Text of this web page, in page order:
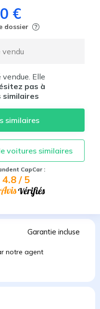
€
dossier
vendu
Elle
pas à
similaires
similaires
voitures similaires
CapCar :
4.8/ 5
Garantie incluse
notre agent